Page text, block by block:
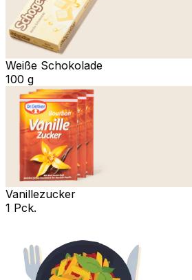
Weiße Schokolade
100 g
Vanillezucker
1 Pck.